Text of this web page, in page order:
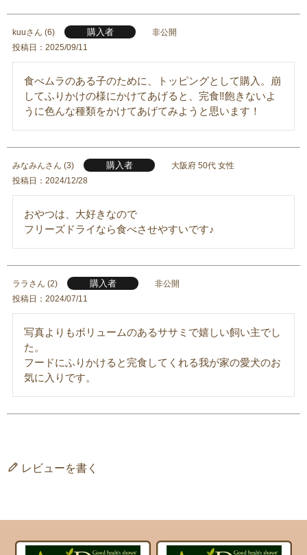
kuu 6 購入者
非公開
投稿日
2025/09/11
食べムラのある子のために、トッピングとして購入。崩
してふりかけの様にかけてあげると、完食‼︎飽きないよ
うに色んな種類をかけてあげてみようと思います！
みなみん 3 購入者 大阪府 50代 女性
投稿日
2024/12/28
おやつは、大好きなので
フリーズドライなら食べさせやすいです♪
ララ 2 購入者
非公開
投稿日
2024/07/11
写真よりもボリュームのあるササミで嬉しい飼い主でし
た。
フードにふりかけると完食してくれる我が家の愛犬のお
気に入りです。
レビューを書く